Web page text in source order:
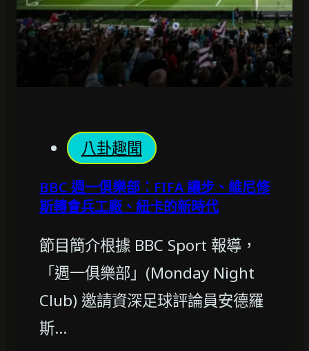
八卦趣聞
BBC 週一俱樂部：FIFA 讓步、維尼修
斯轉會兵工廠、紐卡的新時代
節目簡介根據 BBC Sport 報導，
「週一俱樂部」(Monday Night
Club) 邀請資深足球評論員安德羅
斯…